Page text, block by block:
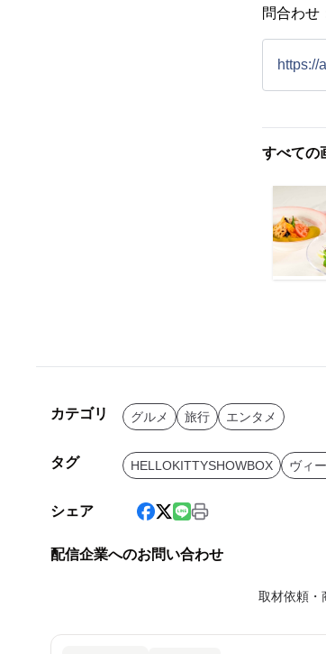
問合わ
https://
すべての
カテゴリ グルメ 旅行 エンタメ
タグ HELLOKITTYSHOWBOX ヴィ
シェア
配信企業へのお問い合わせ
取材依頼・